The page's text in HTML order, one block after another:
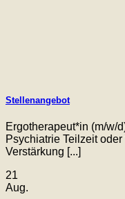
Stellenangebot
Ergotherapeut*in (m/w/
Psychiatrie Teilzeit
Verstärkung [...]
21
Aug.